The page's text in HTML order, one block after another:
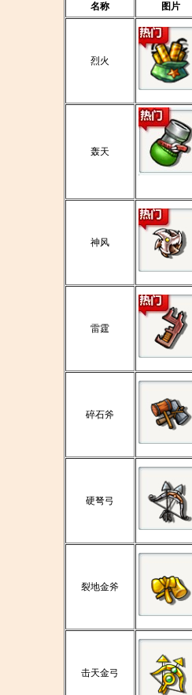
名称 图片
烈火
轰天
神风
雷霆
碎石斧
硬弩弓
裂地金斧
击天金弓